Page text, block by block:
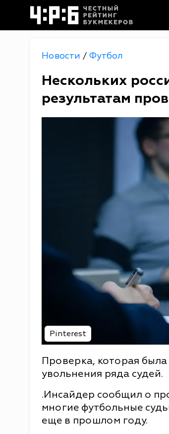
Новости / Футбол
Нескольких
результатам
Pinterest
Проверка, которая
увольнения ряда судей.
.Инсайдер сообщил о
многие футбольные
еще в прошлом году.